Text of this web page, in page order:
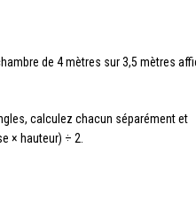
de 4 mètres sur 3,5 mètres
calculez chacun séparément et
× hauteur) ÷ 2.